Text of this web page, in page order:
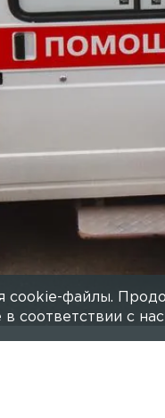
cookie-файлы.
соответствии с